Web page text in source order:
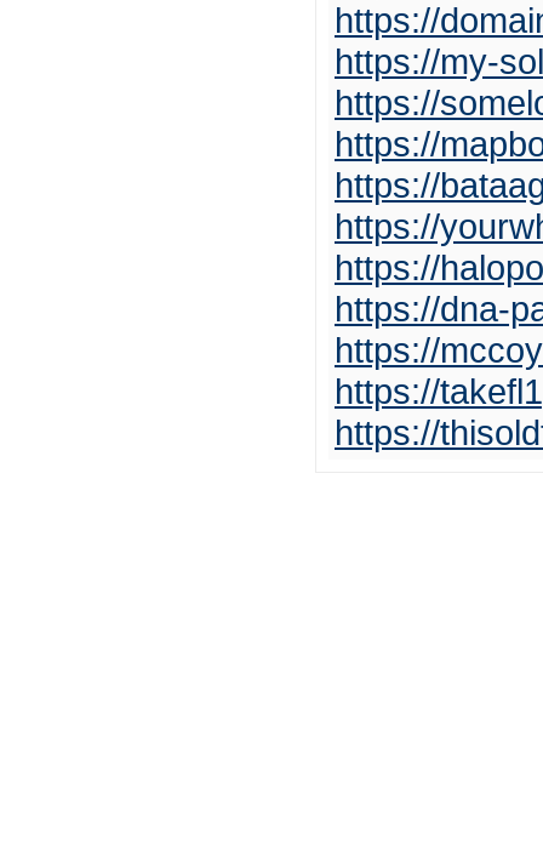
https://
https://my-
https://
https://
https://
https://
https://
https://dna-
https://
https://
https://